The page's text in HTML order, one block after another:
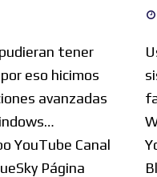
tener
eso hicimos
avanzadas
YouTube Canal
Página